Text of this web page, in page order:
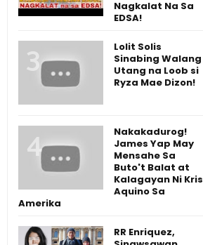
Nagkalat Na Sa
EDSA!
Lolit Solis
Sinabing Walang
Utang na Loob si
Ryza Mae Dizon!
Nakakadurog!
James Yap May
Mensahe Sa
Buto't Balat at
Kalagayan Ni Kris
Aquino Sa
Amerika
RR Enriquez,